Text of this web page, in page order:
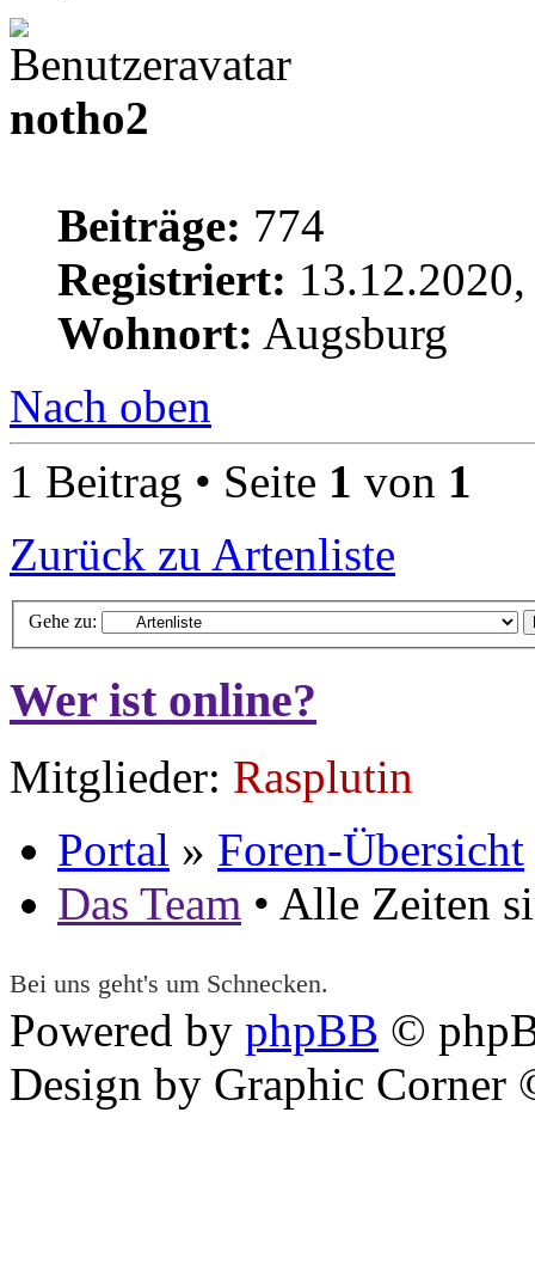
notho2
Beiträge: 774
Registriert:
Wohnort: Augsburg
Nach oben
1 Beitrag • Seite 1 von 1
Zurück zu Artenliste
Gehe zu:
Wer ist online?
Mitglieder: Rasplutin
Portal » Foren-Übersicht
Das Team • Alle Zeiten
Bei uns geht's um Schnecken.
Powered by phpBB ©
Design by Graphic Corner